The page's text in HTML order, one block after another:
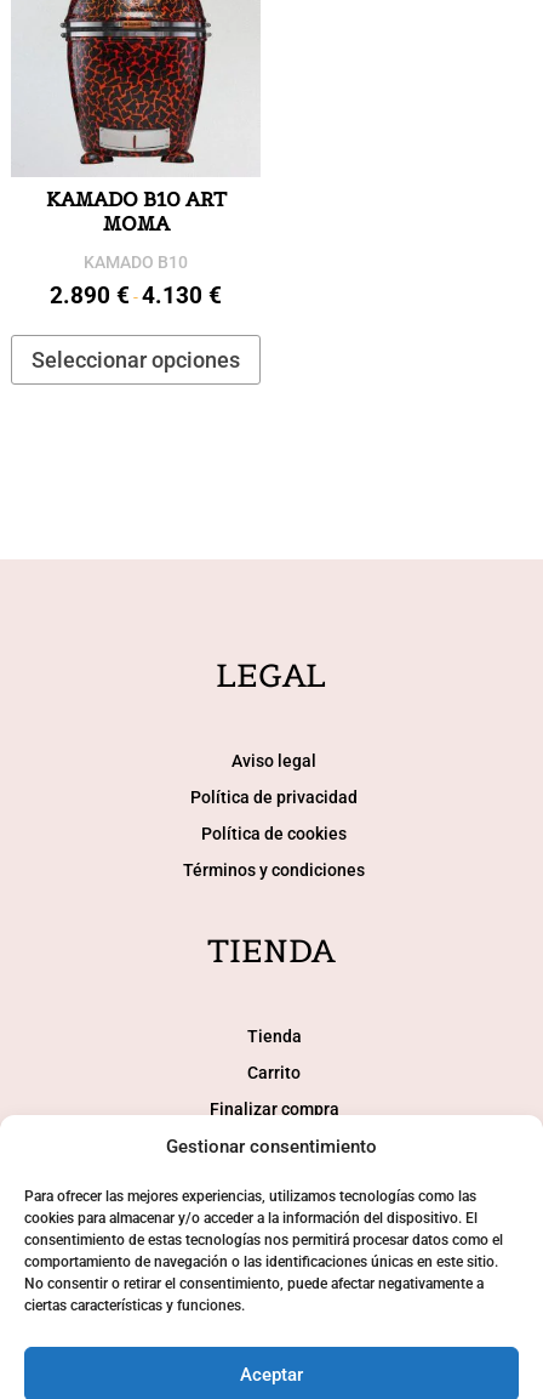
Gestionar consentimiento
Para ofrecer las mejores experiencias, utilizamos tecnologías como las
cookies para almacenar y/o acceder a la información del dispositivo. El
consentimiento de estas tecnologías nos permitirá procesar datos como el
comportamiento de navegación o las identificaciones únicas en este sitio.
No consentir o retirar el consentimiento, puede afectar negativamente a
ciertas características y funciones.
Aceptar
KAMADO B10 ART
MOMA
KAMADO B10
2.890€ -4.130€
precios:
desde
Seleccionar opciones
la
producto
LEGAL
Aviso legal
Política de privacidad
Política de cookies
Términos y condiciones
TIENDA
Tienda
Carrito
Finalizar compra
Mi cuenta
SOCIAL